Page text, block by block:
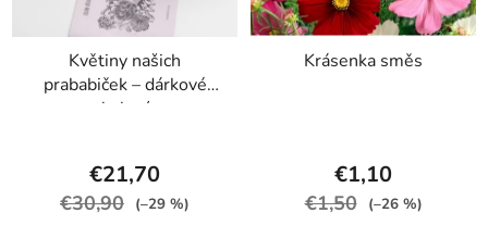
Květiny našich
prababiček – dárkové
balení
€21,70
€30,90 (–29 %)
Krásenka směs
€1,10
€1,50 (–26 %)